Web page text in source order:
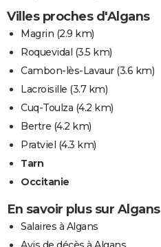
Villes proches d'Algans
Magrin (2.9 km)
Roquevidal (3.5 km)
Cambon-lès-Lavaur(3.6 km)
Lacroisille (3.7 km)
Cuq-Toulza (4.2 km)
Bertre (4.2 km)
Pratviel (4.3 km)
Tarn
Occitanie
En savoir plus sur Algans
Salaires à Algans